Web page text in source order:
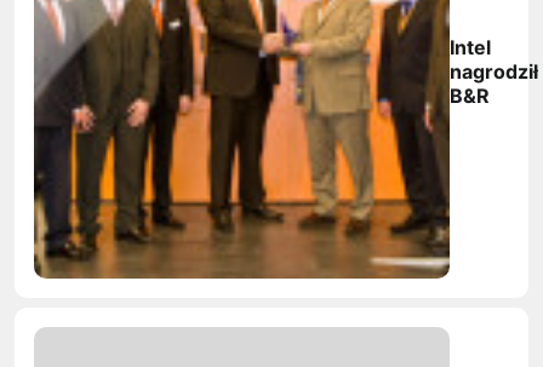
Intel
nagrodził
B&R